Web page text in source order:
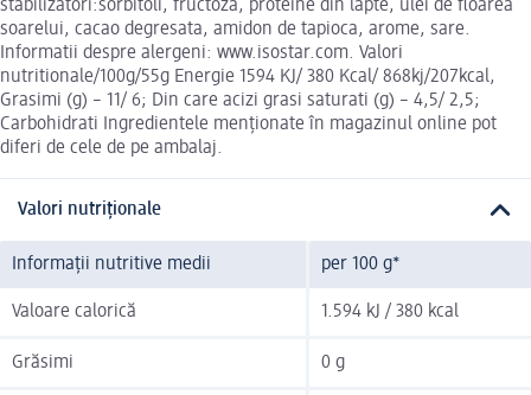
stabilizatori:sorbitoli, fructoza, proteine din lapte, ulei de floarea
soarelui, cacao degresata, amidon de tapioca, arome, sare.
Informatii despre alergeni: www.isostar.com. Valori
nutritionale/100g/55g Energie 1594 KJ/ 380 Kcal/ 868kj/207kcal,
Grasimi (g) – 11/ 6; Din care acizi grasi saturati (g) – 4,5/ 2,5;
Carbohidrati Ingredientele menționate în magazinul online pot
diferi de cele de pe ambalaj.
Valori nutriționale
Informații nutritive medii per 100 g*
Valoare calorică 1.594 kJ / 380 kcal
Grăsimi 0 g